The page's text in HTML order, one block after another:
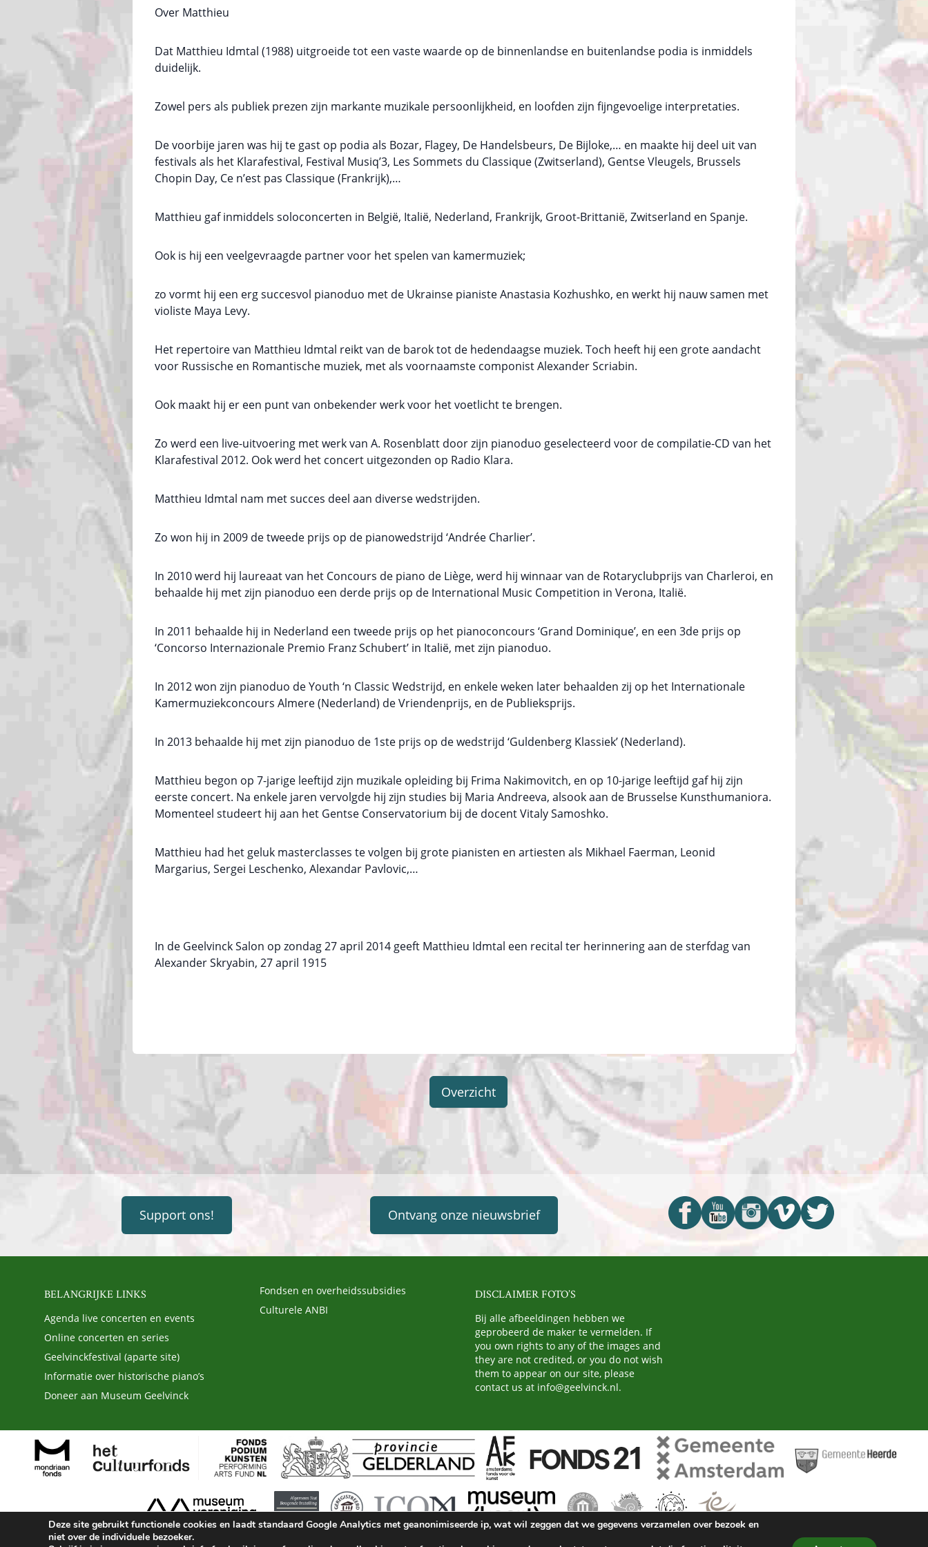
Over Matthieu
Dat Matthieu Idmtal (1988) uitgroeide tot een vaste waarde op de binnenlandse en buitenlandse podia is inmiddels
duidelijk.
Zowel pers als publiek prezen zijn markante muzikale persoonlijkheid, en loofden zijn fijngevoelige interpretaties.
De voorbije jaren was hij te gast op podia als Bozar, Flagey, De Handelsbeurs, De Bijloke,… en maakte hij deel uit van
festivals als het Klarafestival, Festival Musiq’3, Les Sommets du Classique (Zwitserland), Gentse Vleugels, Brussels
Chopin Day, Ce n’est pas Classique (Frankrijk),…
Matthieu gaf inmiddels soloconcerten in België, Italië, Nederland, Frankrijk, Groot-Brittanië, Zwitserland en Spanje.
Ook is hij een veelgevraagde partner voor het spelen van kamermuziek;
zo vormt hij een erg succesvol pianoduo met de Ukrainse pianiste Anastasia Kozhushko, en werkt hij nauw samen met
violiste Maya Levy.
Het repertoire van Matthieu Idmtal reikt van de barok tot de hedendaagse muziek. Toch heeft hij een grote aandacht
voor Russische en Romantische muziek, met als voornaamste componist Alexander Scriabin.
Ook maakt hij er een punt van onbekender werk voor het voetlicht te brengen.
Zo werd een live-uitvoering met werk van A. Rosenblatt door zijn pianoduo geselecteerd voor de compilatie-CD van het
Klarafestival 2012. Ook werd het concert uitgezonden op Radio Klara.
Matthieu Idmtal nam met succes deel aan diverse wedstrijden.
Zo won hij in 2009 de tweede prijs op de pianowedstrijd ‘Andrée Charlier’.
In 2010 werd hij laureaat van het Concours de piano de Liège, werd hij winnaar van de Rotaryclubprijs van Charleroi, en
behaalde hij met zijn pianoduo een derde prijs op de International Music Competition in Verona, Italië.
In 2011 behaalde hij in Nederland een tweede prijs op het pianoconcours ‘Grand Dominique’, en een 3de prijs op
‘Concorso Internazionale Premio Franz Schubert’ in Italië, met zijn pianoduo.
In 2012 won zijn pianoduo de Youth ‘n Classic Wedstrijd, en enkele weken later behaalden zij op het Internationale
Kamermuziekconcours Almere (Nederland) de Vriendenprijs, en de Publieksprijs.
In 2013 behaalde hij met zijn pianoduo de 1ste prijs op de wedstrijd ‘Guldenberg Klassiek’ (Nederland).
Matthieu begon op 7-jarige leeftijd zijn muzikale opleiding bij Frima Nakimovitch, en op 10-jarige leeftijd gaf hij zijn
eerste concert. Na enkele jaren vervolgde hij zijn studies bij Maria Andreeva, alsook aan de Brusselse Kunsthumaniora.
Momenteel studeert hij aan het Gentse Conservatorium bij de docent Vitaly Samoshko.
Matthieu had het geluk masterclasses te volgen bij grote pianisten en artiesten als Mikhael Faerman, Leonid
Margarius, Sergei Leschenko, Alexandar Pavlovic,…
In de Geelvinck Salon op zondag 27 april 2014 geeft Matthieu Idmtal een recital ter herinnering aan de sterfdag van
Alexander Skryabin, 27 april 1915
Overzicht
Support ons! Ontvang onze nieuwsbrief
BELANGRIJKE LINKS
Agenda live concerten en events
Online concerten en series
Geelvinckfestival (aparte site)
Informatie over historische piano’s
Doneer aan Museum Geelvinck
Fondsen en overheidssubsidies
Culturele ANBI
DISCLAIMER FOTO’S
Bij alle afbeeldingen hebben we
geprobeerd de maker te vermelden. If
you own rights to any of the images and
they are not credited, or you do not wish
them to appear on our site, please
contact us at info@geelvinck.nl.
Deze site gebruikt functionele cookies en laadt standaard Google Analytics met geanonimiseerde ip, wat wil zeggen dat we gegevens verzamelen over bezoek en
niet over de individuele bezoeker.